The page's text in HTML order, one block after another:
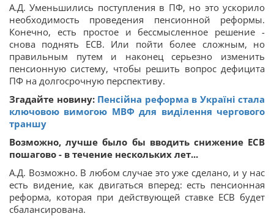
А.Д. Уменьшились поступления в ПФ, но это ускорило
необходимость проведения пенсионной реформы.
Конечно, есть простое и бессмысленное решение -
снова поднять ЕСВ. Или пойти более сложным, но
правильным путем и наконец серьезно изменить
пенсионную систему, чтобы решить вопрос дефицита
ПФ на долгосрочную перспективу.
Згадайте новину: Пенсійна реформа в Україні стала
ключовою вимогою МВФ для виділення чергового
траншу
Возможно, лучше было бы вводить снижение ЕСВ
пошагово - в течение нескольких лет...
А.Д. Возможно. В любом случае это уже сделано, и у нас
есть видение, как двигаться вперед: есть пенсионная
реформа, которая при действующей ставке ЕСВ будет
сбалансирована.